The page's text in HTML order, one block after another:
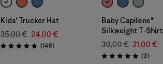
Kids' Trucker Hat
35,00 € 24,00 €
Évaluation: 4.7 / 5
(148Avis
)
Baby Capilene®
Silkweight T-Shirt
30,00 € 21,00 €
Évaluation: 5.0 / 5
(3Avis
)